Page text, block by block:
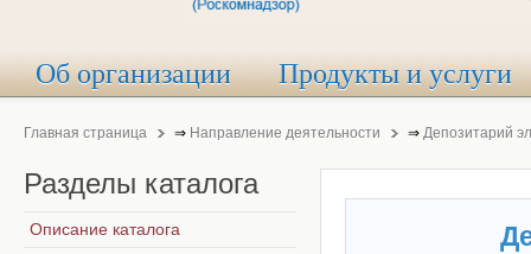
Об организации Продукты и услуги
Главная страница ⇒ Направление деятельности ⇒ Депозитарий
Разделы каталога
Описание каталога